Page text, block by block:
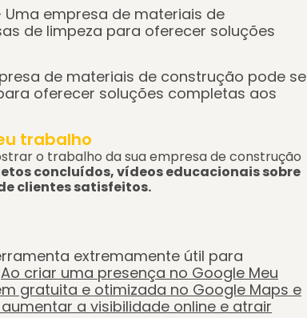
Uma empresa de materiais de
de limpeza para oferecer soluções
de materiais de construção pode se
oferecer soluções completas aos
trabalho
o trabalho da sua empresa de construção
concluídos, vídeos educacionais sobre
clientes satisfeitos.
extremamente útil para
Ao criar uma presença no Google Meu
gratuita e otimizada no Google Maps e
a visibilidade online e atrair